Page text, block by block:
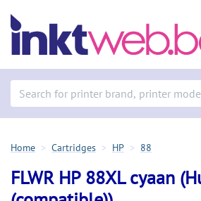
Home Cartridges HP 88
FLWR HP 88XL cyaan